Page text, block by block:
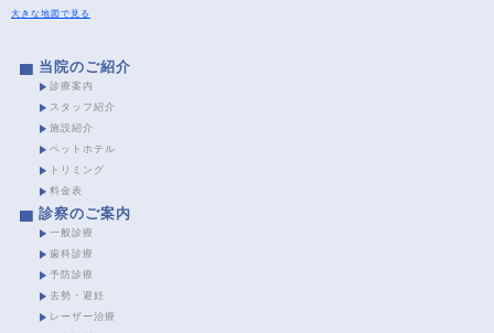
大きな地図で見る
当院のご紹介
診療案内
スタッフ紹介
施設紹介
ペットホテル
トリミング
料金表
診察のご案内
一般診療
歯科診療
予防診療
去勢・避妊
レーザー治療